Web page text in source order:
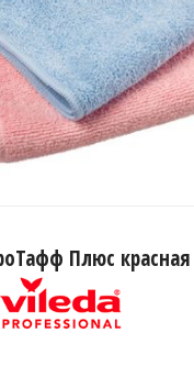
Плюс красная